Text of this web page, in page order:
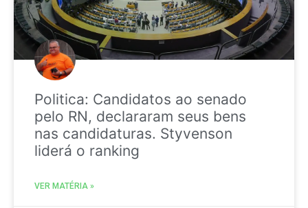
Politica: Candidatos ao senado
pelo RN, declararam seus bens
nas candidaturas. Styvenson
liderá o ranking
VER MATÉRIA »